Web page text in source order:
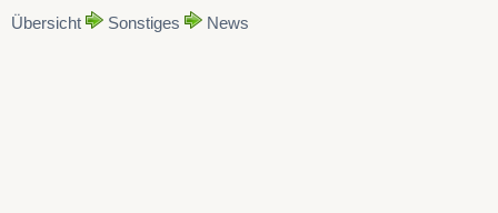
Übersicht Sonstiges News